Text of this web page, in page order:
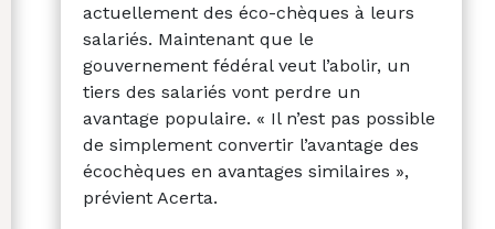
actuellement des éco-chèques à leurs
salariés. Maintenant que le
gouvernement fédéral veut l’abolir, un
tiers des salariés vont perdre un
avantage populaire. « Il n’est pas possible
de simplement convertir l’avantage des
écochèques en avantages similaires »,
prévient Acerta.